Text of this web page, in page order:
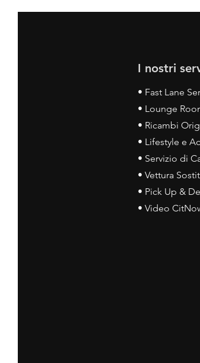
I nostri
• Fast Lane
• Lounge
• Ricambi
• Lifestyle e
• Servizio di
• Vettura
• Pick Up &
• Video